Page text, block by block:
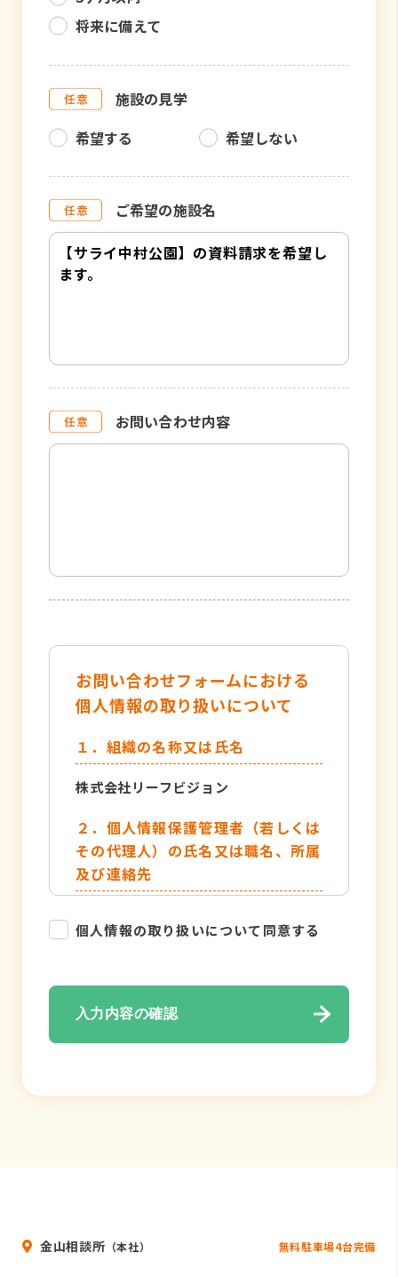
将来に備えて
施設の見学
希望する
希望しない
ご希望の施設名
お問い合わせ内容
お問い合わせフォームにおける
個人情報の取り扱いについて
１．組織の名称又は氏名
株式会社リーフビジョン
２．個人情報保護管理者（若しくは
その代理人）の氏名又は職名、所属
及び連絡先
TEL：052-884-2050
・各種お問い合わせ対応のため
結し、お客様の個人情報を厳密に管理
個人情報の取り扱いについて同意する
入力内容の確認
金山相談所 （本社） 無料駐車場4台完備